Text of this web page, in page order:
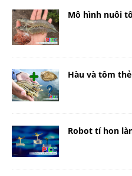
Mô hình nuôi
Hàu và tôm
Robot tí hon